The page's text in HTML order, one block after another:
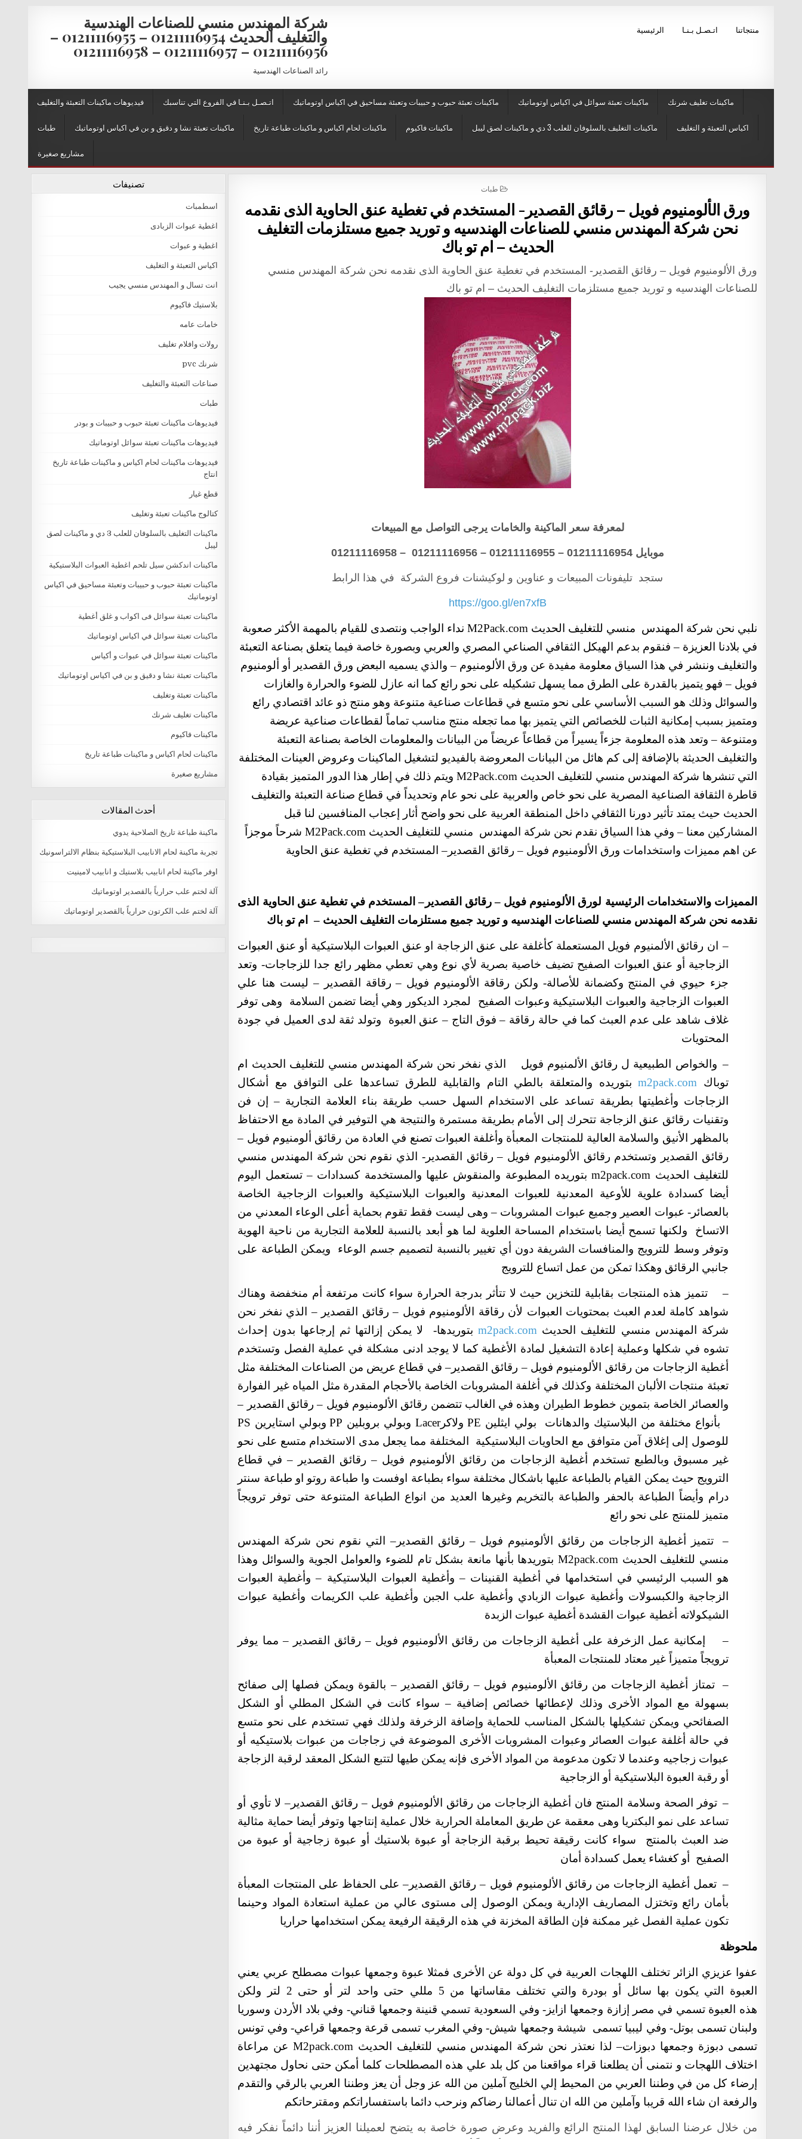
شركة المهندس منسي للصناعات الهندسية
والتغليف الحديث 01211116954 – 01211116955 –
01211116956 – 01211116957 – 01211116958
رائد الصناعات الهندسية
الرئيسية اتـصـل بـنـا منتجاتنا
فيديوهات ماكينات التعبئة والتغليف اتـصـل بـنـا في الفروع التي تناسبك ماكينات تعبئة حبوب و حبيبات وتعبئة مساحيق في اكياس اوتوماتيك ماكينات تعبئة سوائل في اكياس اوتوماتيك ماكينات تغليف شرنك
طبات ماكينات تعبئة نشا و دقيق و بن في اكياس اوتوماتيك ماكينات لحام اكياس و ماكينات طباعة تاريخ ماكينات فاكيوم ماكينات التغليف بالسلوفان للعلب 3 دي و ماكينات لصق ليبل اكياس التعبئة و التغليف
مشاريع صغيرة
POSTED IN
طبات
ورق الألومنيوم فويل – رقائق القصدير- المستخدم في تغطية عنق الحاوية الذى نقدمه
نحن شركة المهندس منسي للصناعات الهندسيه و توريد جميع مستلزمات التغليف
الحديث – ام تو باك
ورق الألومنيوم فويل – رقائق القصدير- المستخدم في تغطية عنق الحاوية الذى نقدمه نحن شركة المهندس منسي
للصناعات الهندسيه و توريد جميع مستلزمات التغليف الحديث – ام تو باك
لمعرفة سعر الماكينة والخامات يرجى التواصل مع المبيعات
موبايل 012 11116954 – 01211116955 – 01211116956 – 01211116958
ستجد تليفونات المبيعات و عناوين و لوكيشنات فروع الشركة في هذا الرابط
https://goo.gl/en7xfB
نلبي نحن شركة المهندس منسي للتغليف الحديث M2Pack.com نداء الواجب ونتصدى للقيام بالمهمة الأكثر صعوبة
في بلادنا العزيزة – فنقوم بدعم الهيكل الثقافي الصناعي المصري والعربي وبصورة خاصة فيما يتعلق بصناعة التعبئة
والتغليف وننشر في هذا السياق معلومة مفيدة عن ورق الألومنيوم – والذي يسميه البعض ورق القصدير أو ألومنيوم
فويل – فهو يتميز بالقدرة على الطرق مما يسهل تشكيله على نحو رائع كما انه عازل للضوء والحرارة والغازات
والسوائل وذلك هو السبب الأساسي على نحو متسع في قطاعات صناعية متنوعة وهو منتج ذو عائد اقتصادي رائع
ومتميز بسبب إمكانية الثبات للخصائص التي يتميز بها مما تجعله منتج مناسب تماماً لقطاعات صناعية عريضة
ومتنوعة – وتعد هذه المعلومة جزءاً يسيراً من قطاعاً عريضاً من البيانات والمعلومات الخاصة بصناعة التعبئة
والتغليف الحديثة بالإضافة إلى كم هائل من البيانات المعروضة بالفيديو لتشغيل الماكينات وعروض العينات المختلفة
التي تنشرها شركة المهندس منسي للتغليف الحديث M2Pack.com ويتم ذلك في إطار هذا الدور المتميز بقيادة
قاطرة الثقافة الصناعية المصرية على نحو خاص والعربية على نحو عام وتحديداً في قطاع صناعة التعبئة والتغليف
الحديث حيث يمتد تأثير دورنا الثقافي داخل المنطقة العربية على نحو واضح أثار إعجاب المنافسين لنا قبل
المشاركين معنا – وفي هذا السياق نقدم نحن شركة المهندس منسي للتغليف الحديث M2Pack.com شرحاً موجزاً
عن اهم مميزات واستخدامات ورق الألومنيوم فويل – رقائق القصدير– المستخدم في تغطية عنق الحاوية
المميزات والاستخدامات الرئيسية لورق الألومنيوم فويل – رقائق القصدير – المستخدم في تغطية عنق الحاوية الذى
نقدمه نحن شركة المهندس منسي للصناعات الهندسيه و توريد جميع مستلزمات التغليف الحديث – ام تو باك
–
ان رقائق الألمنيوم فويل المستعملة كأغلفة على عنق الزجاجة او عنق العبوات البلاستيكية أو عنق العبوات
الزجاجية أو عنق العبوات الصفيح تضيف خاصية بصرية لأي نوع وهي تعطي مظهر رائع جدا للزجاجات- وتعد
جزء حيوي في المنتج وكضمانة للأصالة- ولكن رقاقة الألومنيوم فويل – رقاقة القصدير – ليست هنا علي
العبوات الزجاجية والعبوات البلاستيكية وعبوات الصفيح لمجرد الديكور وهي أيضا تضمن السلامة وهى توفر
غلاف شاهد على عدم العبث كما في حالة رقاقة – فوق التاج – عنق العبوة وتولد ثقة لدى العميل في جودة
المحتويات
– والخواص الطبيعية ل رقائق الألمنيوم فويل الذي نفخر نحن شركة المهندس منسي للتغليف الحديث ام
توباك
m2pack.comبتوريده والمتعلقة بالطي التام والقابلية للطرق تساعدها على التوافق مع أشكال
الزجاجات وأغطيتها بطريقة تساعد على الاستخدام السهل حسب طريقة بناء العلامة التجارية – إن فن
وتقنيات رقائق عنق الزجاجة تتحرك إلى الأمام بطريقة مستمرة والنتيجة هي التوفير في المادة مع الاحتفاظ
بالمظهر الأنيق والسلامة العالية للمنتجات المعبأة وأغلفة العبوات تصنع في العادة من رقائق ألومنيوم فويل –
رقائق القصدير وتستخدم رقائق الألومنيوم فويل – رقائق القصدير- الذي نقوم نحن شركة المهندس منسي
للتغليف الحديث m2pack.comبتوريده المطبوعة والمنقوش عليها والمستخدمة كسدادات – تستعمل اليوم
أيضا كسدادة علوية للأوعية المعدنية للعبوات المعدنية والعبوات البلاستيكية والعبوات الزجاجية الخاصة
بالعصائر- عبوات العصير وجميع عبوات المشروبات – وهى ليست فقط تقوم بحماية أعلى الوعاء المعدني من
الاتساخ ولكنها تسمح أيضا باستخدام المساحة العلوية لما هو أبعد بالنسبة للعلامة التجارية من ناحية الهوية
وتوفر وسط للترويج والمنافسات الشريفة دون أي تغيير بالنسبة لتصميم جسم الوعاء ويمكن الطباعة على
جانبي الرقائق وهكذا تمكن من عمل اتساع للترويج
–
تتميز هذه المنتجات بقابلية للتخزين حيث لا تتأثر بدرجة الحرارة سواء كانت مرتفعة أم منخفضة وهناك
شواهد كاملة لعدم العبث بمحتويات العبوات لأن رقاقة الألومنيوم فويل – رقائق القصدير – الذي نفخر نحن
شركة المهندس منسي للتغليف الحديث m2pack.comبتوريدها- لا يمكن إزالتها ثم إرجاعها بدون إحداث
تشوه في شكلها وعملية إعادة التشغيل لمادة الأغطية كما لا يوجد ادنى مشكلة في عملية الفصل وتستخدم
أغطية الزجاجات من رقائق الألومنيوم فويل – رقائق القصدير– في قطاع عريض من الصناعات المختلفة مثل
تعبئة منتجات الألبان المختلفة وكذلك في أغلفة المشروبات الخاصة بالأحجام المقدرة مثل المياه غير الفوارة
والعصائر الخاصة بتموين خطوط الطيران وهذه في الغالب تتضمن رقائق الألومنيوم فويل – رقائق القصدير –
بأنواع مختلفة من البلاستيك والدهانات بولي ايثلين PEولاكرLacer وبولي بروبلين PPوبولي استايرين PS
للوصول إلى إغلاق آمن متوافق مع الحاويات البلاستيكية المختلفة مما يجعل مدى الاستخدام متسع على نحو
غير مسبوق وبالطبع تستخدم أغطية الزجاجات من رقائق الألومنيوم فويل – رقائق القصدير – في قطاع
الترويج حيث يمكن القيام بالطباعة عليها باشكال مختلفة سواء بطباعة اوفست وا طباعة روتو او طباعة سنتر
درام وأيضاً الطباعة بالحفر والطباعة بالتخريم وغيرها العديد من انواع الطباعة المتنوعة حتى توفر ترويجاً
متميز للمنتج على نحو رائع
–
تتميز أغطية الزجاجات من رقائق الألومنيوم فويل – رقائق القصدير– التي نقوم نحن شركة المهندس
منسي للتغليف الحديث M2pack.com بتوريدها بأنها مانعة بشكل تام للضوء والعوامل الجوية والسوائل وهذا
هو السبب الرئيسي في استخدامها في أغطية القنينات – وأغطية العبوات البلاستيكية – وأغطية العبوات
الزجاجية والكبسولات وأغطية عبوات الزبادي وأغطية علب الجبن وأغطية علب الكريمات وأغطية عبوات
الشيكولاته أغطية عبوات القشدة أغطية عبوات الزبدة
–
إمكانية عمل الزخرفة على أغطية الزجاجات من رقائق الألومنيوم فويل – رقائق القصدير – مما يوفر
ترويجاً متميزاً غير معتاد للمنتجات المعبأة
–
تمتاز أغطية الزجاجات من رقائق الألومنيوم فويل – رقائق القصدير – بالقوة ويمكن فصلها إلى صفائح
بسهولة مع المواد الأخرى وذلك لإعطائها خصائص إضافية – سواء كانت في الشكل المطلي أو الشكل
الصفائحي ويمكن تشكيلها بالشكل المناسب للحماية وإضافة الزخرفة ولذلك فهي تستخدم على نحو متسع
في حالة أغلفة عبوات العصائر وعبوات المشروبات الأخرى الموضوعة في زجاجات من عبوات بلاستيكيه أو
عبوات زجاجيه وعندما لا تكون مدعومة من المواد الأخرى فإنه يمكن طيها لتتبع الشكل المعقد لرقبة الزجاجة
أو رقبة العبوة البلاستيكية أو الزجاجية
– توفر الصحة وسلامة المنتج فان أغطية الزجاجات من رقائق الألومنيوم فويل – رقائق القصدير– لا تأوي أو
تساعد على نمو البكتريا وهى معقمة عن طريق المعاملة الحرارية خلال عملية إنتاجها وتوفر أيضا حماية مثالية
ضد العبث بالمنتج سواء كانت رقيقة تحيط برقبة الزجاجة أو عبوة بلاستيك أو عبوة زجاجية أو عبوة من
الصفيح أو كغشاء يعمل كسدادة أمان
– تعمل أغطية الزجاجات من رقائق الألومنيوم فويل – رقائق القصدير– على الحفاظ على المنتجات المعبأة
بأمان رائع وتختزل المصاريف الإدارية ويمكن الوصول إلى مستوى عالي من عملية استعادة المواد وحينما
تكون عملية الفصل غير ممكنة فإن الطاقة المخزنة في هذه الرقيقة الرفيعة يمكن استخدامها حراريا
ملحوظة
عفوا عزيزي الزائر تختلف اللهجات العربية في كل دولة عن الأخرى فمثلا عبوة وجمعها عبوات مصطلح عربي يعني
العبوة التي يكون بها سائل أو بودرة والتي تختلف مقاساتها من 5 مللي حتى واحد لتر أو حتى 2 لتر ولكن
هذه العبوة تسمي في مصر إزازة وجمعها ازايز- وفي السعودية تسمي قنينة وجمعها قناني- وفي بلاد الأردن وسوريا
ولبنان تسمى بوتل- وفي ليبيا تسمى شيشة وجمعها شيش- وفي المغرب تسمى قرعة وجمعها قراعي- وفي تونس
تسمى دبوزة وجمعها دبوزات– لذا نعتذر نحن شركة المهندس منسي للتغليف الحديث M2pack.comعن مراعاة
اختلاف اللهجات و نتمنى أن يطلعنا قراء مواقعنا من كل بلد علي هذه المصطلحات كلما أمكن حتى نحاول مجتهدين
إرضاء كل من في وطننا العربي من المحيط إلي الخليج آملين من الله عز وجل أن يعز وطننا العربي بالرقي والتقدم
والرفعة ان شاء الله قريبا وآملين من الله ان تنال أعمالنا رضاكم ونرحب دائما باستفساراتكم ومقترحاتكم
من خلال عرضنا السابق لهذا المنتج الرائع والفريد وعرض صورة خاصة به يتضح لعميلنا العزيز أننا دائماً نفكر فيه
تصنيفات
اسطمبات
اغطية عبوات الزبادى
اغطية و عبوات
اكياس التعبئة و التغليف
انت تسال و المهندس منسي يجيب
بلاستيك فاكيوم
خامات عامه
رولات وافلام تغليف
شرنك pvc
صناعات التعبئة والتغليف
طبات
فيديوهات ماكينات تعبئة حبوب و حبيبات و بودر
فيديوهات ماكينات تعبئة سوائل اوتوماتيك
فيديوهات ماكينات لحام اكياس و ماكينات طباعة تاريخ
انتاج
قطع غيار
كتالوج ماكينات تعبئة وتغليف
ماكينات التغليف بالسلوفان للعلب 3 دي و ماكينات لصق
ليبل
ماكينات اندكشن سيل تلحم اغطية العبوات البلاستيكية
ماكينات تعبئة حبوب و حبيبات وتعبئة مساحيق في اكياس
اوتوماتيك
ماكينات تعبئة سوائل فى اكواب و غلق أغطية
ماكينات تعبئة سوائل في اكياس اوتوماتيك
ماكينات تعبئة سوائل في عبوات و أكياس
ماكينات تعبئة نشا و دقيق و بن في اكياس اوتوماتيك
ماكينات تعبئة وتغليف
ماكينات تغليف شرنك
ماكينات فاكيوم
ماكينات لحام اكياس و ماكينات طباعة تاريخ
مشاريع صغيرة
أحدث المقالات
ماكينة طباعة تاريخ الصلاحية يدوي
تجربة ماكينة لحام الانابيب البلاستيكية بنظام الالتراسونيك
اوفر ماكينة لحام انابيب بلاستيك و انابيب لامينيت
آلة لختم علب حرارياً بالقصدير اوتوماتيك
آلة لختم علب الكرتون حرارياً بالقصدير اوتوماتيك